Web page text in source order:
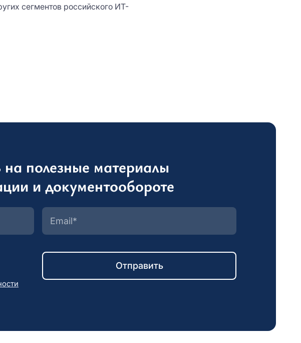
сегментов российского ИТ-
полезные материалы
и документообороте